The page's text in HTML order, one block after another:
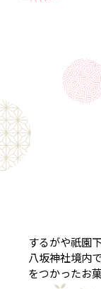
するがや祇園
八坂神社境内
をつかったお